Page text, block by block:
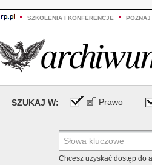
SZKOLENIA I KONFERENCJE POZNAJ
SZUKAJ W: Prawo
Chcesz uzyskać dostęp do